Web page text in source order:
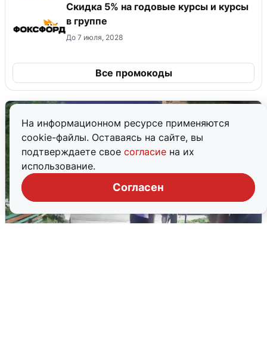
На информационном ресурсе применяются
cookie-файлы. Оставаясь на сайте, вы
подтверждаете свое согласие на их
использование.
Согласен
Скидка 5% на годовые курсы и курсы
в группе
До 7 июля, 2028
Все промокоды